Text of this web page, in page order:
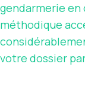
gendarmerie en
méthodique
votre dossier par